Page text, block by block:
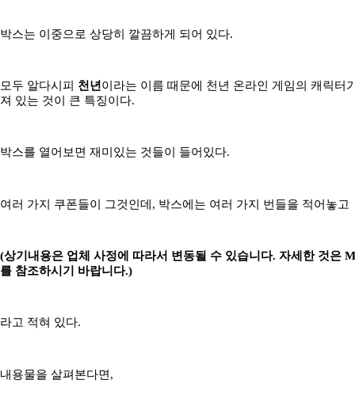
박스는 이중으로 상당히 깔끔하게 되어 있다.
모두 알다시피 천년 이라는 이름 때문에 천년 온라인 게임의 캐릭터
져 있는 것이 큰 특징이다.
박스를 열어보면 재미있는 것들이 들어있다.
여러 가지 쿠폰들이 그것인데, 박스에는 여러 가지 번들을 적어놓고
(상기내용은 업체 사정에 따라서 변동될 수 있습니다. 자세한 것은
를 참조하시기 바랍니다.)
라고 적혀 있다.
내용물을 살펴본다면,